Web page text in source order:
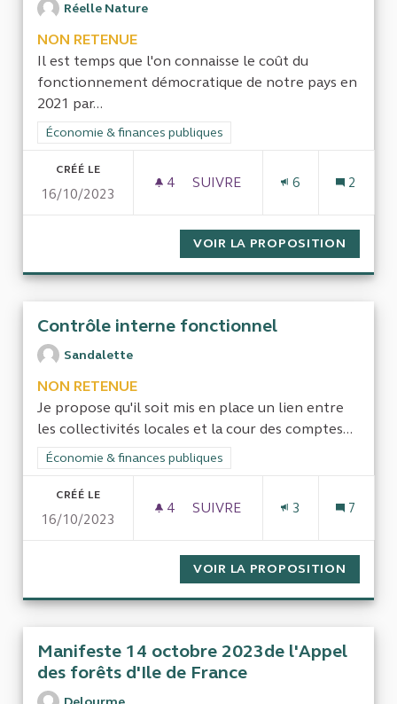
Réelle Nature
NON RETENUE
Il est temps que l'on connaisse le coût du
fonctionnement démocratique de notre pays en
2021 par...
Filtrer les résultats de la catégorie : Économie & finances
Économie & finances publiques
CRÉÉ LE
16/10/2023
4 4 ABONNÉS
SUIVRE
6 2
VOIR LA PROPOSITION
Contrôle interne fonctionnel
Sandalette
NON RETENUE
Je propose qu'il soit mis en place un lien entre
les collectivités locales et la cour des comptes...
Filtrer les résultats de la catégorie : Économie & finances
Économie & finances publiques
CRÉÉ LE
16/10/2023
4 4 ABONNÉS
SUIVRE
3 7
VOIR LA PROPOSITION
Manifeste 14 octobre 2023de l'Appel
des forêts d'Ile de France